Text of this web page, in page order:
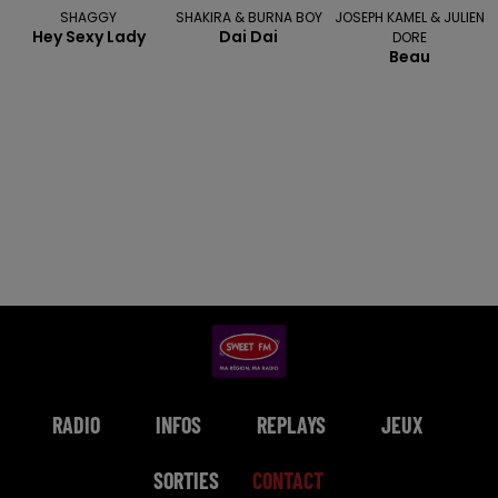
SHAGGY
Hey Sexy Lady
SHAKIRA & BURNA BOY
Dai Dai
JOSEPH KAMEL & JULIEN
DORE
Beau
RADIO INFOS REPLAYS JEUX
SORTIES CONTACT